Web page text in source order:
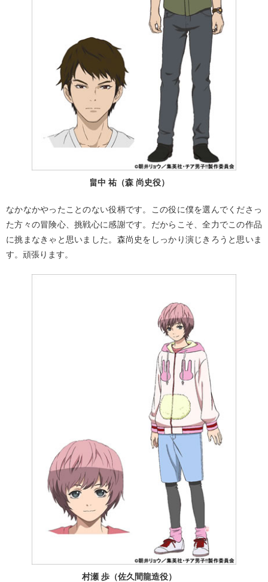
畠中 祐（森 尚史役）
なかなかやったことのない役柄です。この役に僕を選んでくださっ
た方々の冒険心、挑戦心に感謝です。だからこそ、全力でこの作品
に挑まなきゃと思いました。森尚史をしっかり演じきろうと思いま
す。頑張ります。
村瀬 歩（佐久間龍造役）